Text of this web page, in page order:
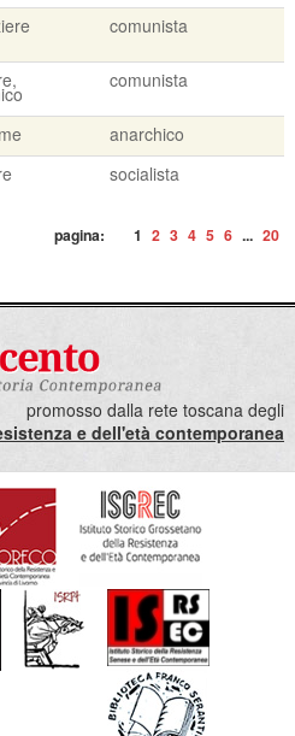
comunista
comunista
anarchico
socialista
pagina: 1 2 3 4 5 6 ... 20
promosso dalla rete toscana degli
e dell'età contemporanea